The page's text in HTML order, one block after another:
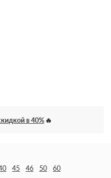
в 40%
45 46 50 60